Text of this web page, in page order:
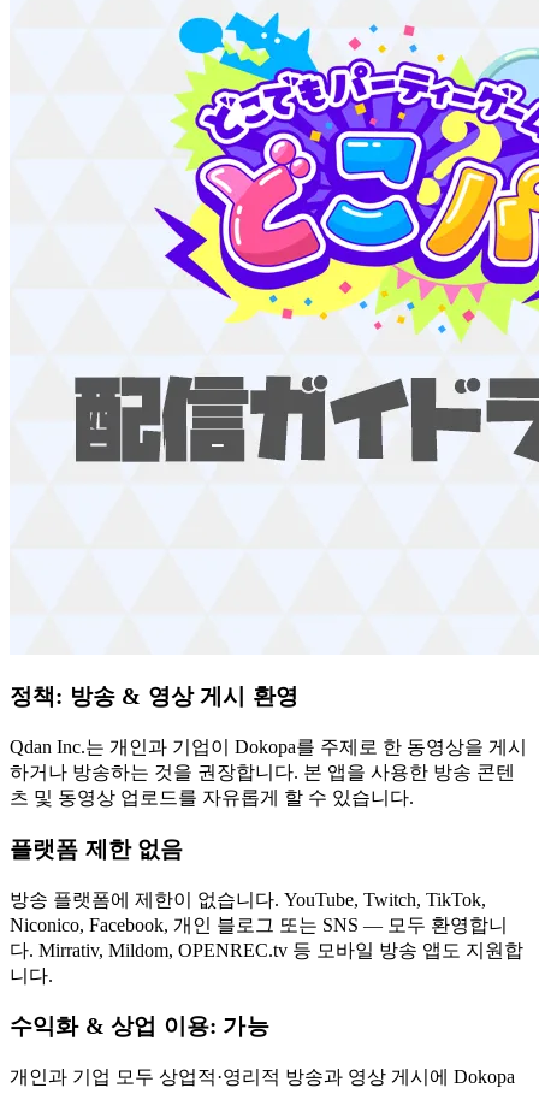
정책: 방송 & 영상 게시 환영
Qdan Inc.는 개인과 기업이 Dokopa를 주제로 한 동영상을 게시
하거나 방송하는 것을 권장합니다. 본 앱을 사용한 방송 콘텐
츠 및 동영상 업로드를 자유롭게 할 수 있습니다.
플랫폼 제한 없음
방송 플랫폼에 제한이 없습니다. YouTube, Twitch, TikTok,
Niconico, Facebook, 개인 블로그 또는 SNS — 모두 환영합니
다. Mirrativ, Mildom, OPENREC.tv 등 모바일 방송 앱도 지원합
니다.
수익화 & 상업 이용: 가능
개인과 기업 모두 상업적·영리적 방송과 영상 게시에 Dokopa